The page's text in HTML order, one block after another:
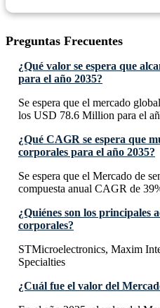
Preguntas Frecuentes
¿Qué valor se espera que
para el año 2035?
Se espera que el mercado
los USD 78.6 Million para el
¿Qué CAGR se espera que
corporales para el año 2035?
Se espera que el Mercado de
compuesta anual CAGR de
¿Quiénes son los principales
corporales?
STMicroelectronics, Maxim
Specialties
¿Cuál fue el valor del